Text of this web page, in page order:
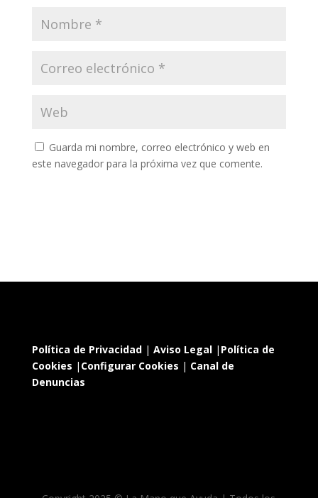
Guarda mi nombre, correo electrónico y web en
este navegador para la próxima vez que comente.
Política de Privacidad| Aviso Legal| Política de
Cookies | Configurar Cookies | Canal de
Denuncias